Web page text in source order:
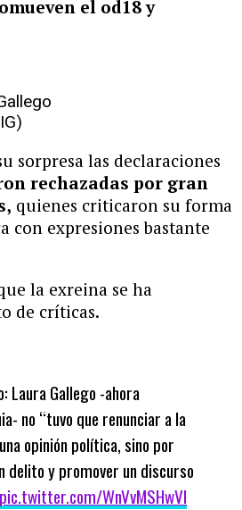
el od18 y
sorpresa las declaraciones
rechazadas por gran
quienes criticaron su forma
con expresiones bastante
la exreina se ha
de críticas.
Laura Gallego -ahora
no “tuvo que renunciar a la
opinión política, sino por
delito y promover un discurso
pic.twitter.com/WnVvMSHwVI